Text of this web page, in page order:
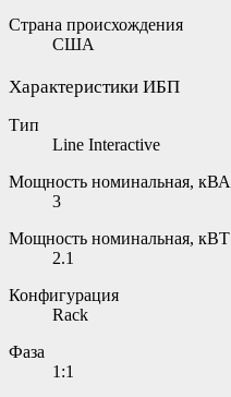
Страна происхождения
США
Характеристики ИБП
Тип
Line Interactive
Мощность номинальная, кВА
3
Мощность номинальная, кВТ
2.1
Конфигурация
Rack
Фаза
1:1